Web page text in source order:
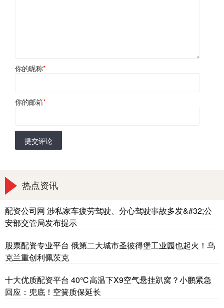
你的昵称*
你的邮箱*
提交评论
热点资讯
配资公司网 涉私家车疲劳驾驶、分心驾驶事故多发&#32;公
安部交管局发布提示
股票配资专业平台 俄第二大城市圣彼得堡工业园也起火！乌
克兰重创利佩茨克
十大优质配资平台 40℃高温下X9空气悬挂趴窝？小鹏紧急
回应：兜底！空簧质保延长